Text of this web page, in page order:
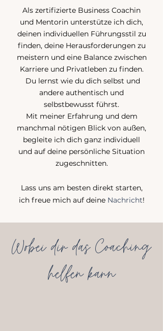
Als zertifizierte Business Coachin
und Mentorin unterstütze ich dich,
deinen individuellen Führungsstil zu
finden, deine Herausforderungen zu
meistern und eine Balance zwischen
Karriere und Privatleben zu finden.
Du lernst wie du dich selbst und
andere authentisch und
selbstbewusst führst.
Mit meiner Erfahrung und dem
manchmal nötigen Blick von außen,
begleite ich dich ganz individuell
und auf deine persönliche Situation
zugeschnitten.
Lass uns am besten direkt starten,
ich freue mich auf deine Nachricht!
Wobei dir das Coaching
helfen kann